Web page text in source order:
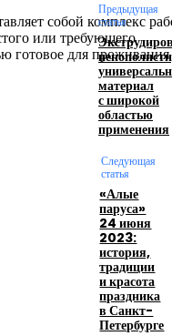
собой комплекс
или требующего
готовое для проживания
пакетов с
номер бурлеска
Предыдущая
статья
материал
с широкой
областью
применения
Следующая
статья
«Алые
паруса»
24 июня
2023:
история,
традиции
и красота
праздника
в Санкт-
Петербурге